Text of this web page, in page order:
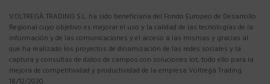
VOLTREGÀ TRADING S.L. ha sido beneficiaria del Fondo Europeo de Desarrollo
Regional cuyo objetivo es mejorar el uso y la calidad de las tecnologías de la
información y de las comunicaciones y el acceso a las mismas y gracias al
que ha realizado los proyectos de dinamización de las redes sociales y la
captura y consultas de datos de campos con soluciones Iot, todo ello para la
mejora de competitividad y productividad de la empresa Voltregà Trading.